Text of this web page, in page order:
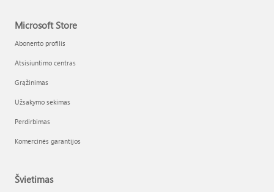
Microsoft Store
Abonento profilis
Atsisiuntimo centras
Grąžinimas
Užsakymo sekimas
Perdirbimas
Komercinės garantijos
Švietimas